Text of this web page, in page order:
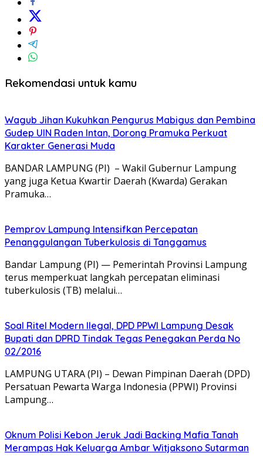
Rekomendasi untuk kamu
Wagub Jihan Kukuhkan Pengurus Mabigus dan Pembina
Gudep UIN Raden Intan, Dorong Pramuka Perkuat
Karakter Generasi Muda
BANDAR LAMPUNG (PI) – Wakil Gubernur Lampung
yang juga Ketua Kwartir Daerah (Kwarda) Gerakan
Pramuka…
Pemprov Lampung Intensifkan Percepatan
Penanggulangan Tuberkulosis di Tanggamus
Bandar Lampung (PI) — Pemerintah Provinsi Lampung
terus memperkuat langkah percepatan eliminasi
tuberkulosis (TB) melalui…
Soal Ritel Modern Ilegal, DPD PPWI Lampung Desak
Bupati dan DPRD Tindak Tegas Penegakan Perda No
02/2016
​LAMPUNG UTARA (PI) – Dewan Pimpinan Daerah (DPD)
Persatuan Pewarta Warga Indonesia (PPWI) Provinsi
Lampung…
Oknum Polisi Kebon Jeruk Jadi Backing Mafia Tanah
Merampas Hak Keluarga Ambar Witjaksono Sutarman